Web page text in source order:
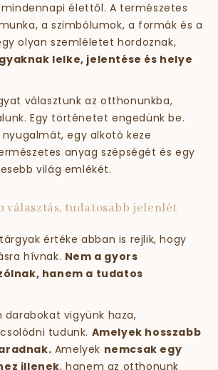
élettől. A természetes
a szimbólumok, a formák és a
olyan szemléletet hordoznak,
lelke, jelentése és helye
választunk az otthonunkba,
Egy történetet engedünk be.
egy alkotó keze
anyag szépségét és egy
világ emlékét.
választás, tudatosabb jelenlét
értéke abban is rejlik, hogy
hívnak. Nem a gyors
hanem a tudatos
darabokat vigyünk haza,
tudunk. Amelyek hosszabb
Amelyek nemcsak egy
illenek, hanem az otthonunk